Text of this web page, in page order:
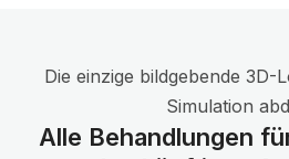
Die einzige bildgebende 3D-
Simulation
Alle Behandlungen